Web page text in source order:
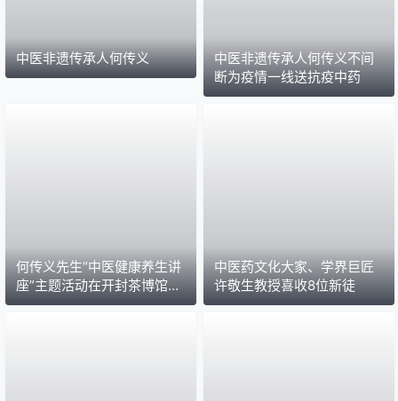
中医非遗传承人何传义
中医非遗传承人何传义不间
断为疫情一线送抗疫中药
何传义先生“中医健康养生讲
座”主题活动在开封茶博馆举
行
中医药文化大家、学界巨匠
许敬生教授喜收8位新徒